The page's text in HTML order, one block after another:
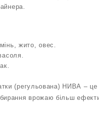
жито, овес.
(регульована) НИВА –
врожаю більш